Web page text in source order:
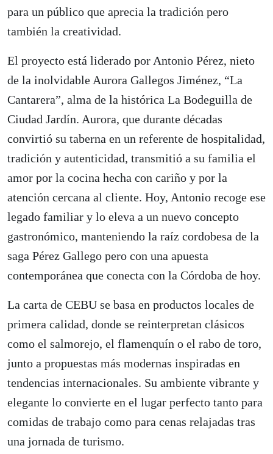
para un público que aprecia la tradición pero
también la creatividad.
El proyecto está liderado por Antonio Pérez, nieto
de la inolvidable Aurora Gallegos Jiménez, “La
Cantarera”, alma de la histórica La Bodeguilla de
Ciudad Jardín. Aurora, que durante décadas
convirtió su taberna en un referente de hospitalidad,
tradición y autenticidad, transmitió a su familia el
amor por la cocina hecha con cariño y por la
atención cercana al cliente. Hoy, Antonio recoge ese
legado familiar y lo eleva a un nuevo concepto
gastronómico, manteniendo la raíz cordobesa de la
saga Pérez Gallego pero con una apuesta
contemporánea que conecta con la Córdoba de hoy.
La carta de CEBU se basa en productos locales de
primera calidad, donde se reinterpretan clásicos
como el salmorejo, el flamenquín o el rabo de toro,
junto a propuestas más modernas inspiradas en
tendencias internacionales. Su ambiente vibrante y
elegante lo convierte en el lugar perfecto tanto para
comidas de trabajo como para cenas relajadas tras
una jornada de turismo.